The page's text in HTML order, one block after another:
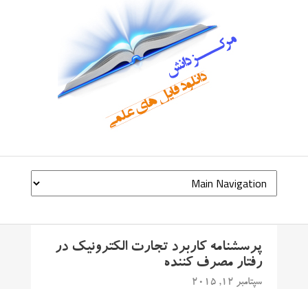
پرسشنامه کاربرد تجارت الکترونیک در
رفتار مصرف کننده
سپتامبر 12, 2015